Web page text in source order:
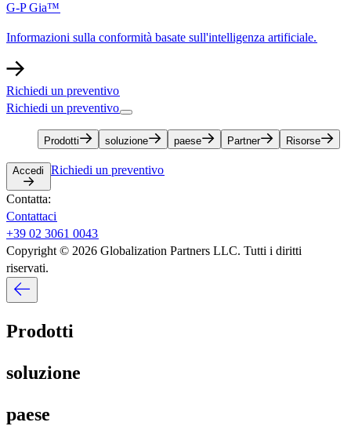
G-P Gia™​​
Informazioni sulla conformità basate sull'intelligenza artificiale.​​
Richiedi un preventivo​​
Richiedi un preventivo​​
Prodotti​​ soluzione​​ paese​​ Partner​​ Risorse​​
Accedi​​ Richiedi un preventivo​​
Contatta:​​
Contattaci​​
+39 02 3061 0043​​
Copyright © 2026 Globalization Partners LLC. Tutti i diritti
riservati.​​
Prodotti​​
soluzione​​
paese​​